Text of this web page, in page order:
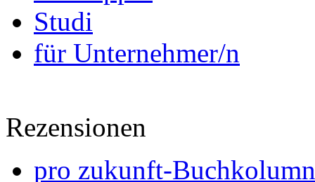
Studi
für Unternehmer/n
Rezensionen
pro zukunft-